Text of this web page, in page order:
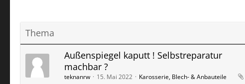
Thema
Außenspiegel kaputt ! Selbstreparatur
machbar ?
teknanrw 15. Mai 2022 Karosserie, Blech- & Anbauteile